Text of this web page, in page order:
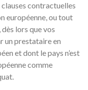
clauses contractuelles
européenne, ou tout
lors que vos
un prestataire en
et dont le pays n’est
comme